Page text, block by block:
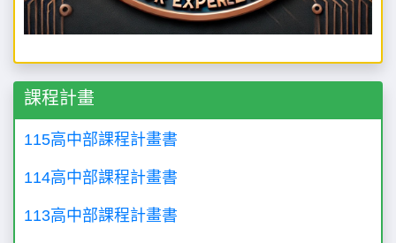
課程計畫
115高中部課程計畫書
114高中部課程計畫書
113高中部課程計畫書